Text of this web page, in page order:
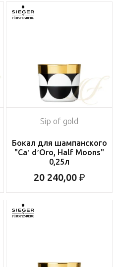
Sip of gold
Бокал для шампанского
"Ca’ d’Oro, Half Moons"
0,25л
20 240,00 ₽